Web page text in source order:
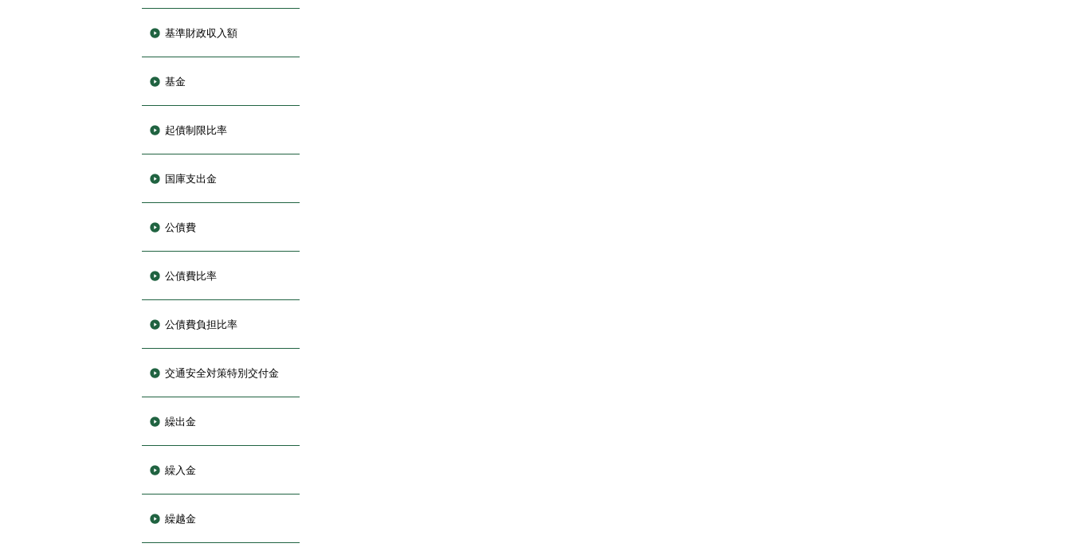
基準財政収入額
基金
起債制限比率
国庫支出金
公債費
公債費比率
公債費負担比率
交通安全対策特別交付金
繰出金
繰入金
繰越金